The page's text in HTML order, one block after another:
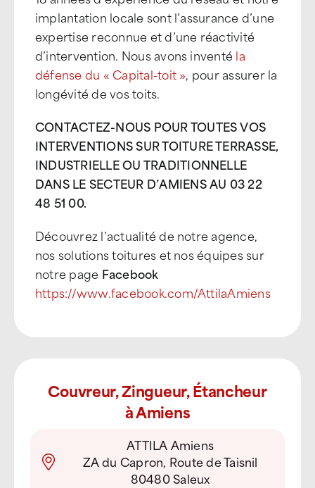
implantation locale sont l’assurance d’une
expertise reconnue et d’une réactivité
d’intervention. Nous avons inventé la
défense du « Capital-toit », pour assurer la
longévité de vos toits.
CONTACTEZ-NOUS POUR TOUTES VOS
INTERVENTIONS SUR TOITURE TERRASSE,
INDUSTRIELLE OU TRADITIONNELLE
DANS LE SECTEUR D’AMIENS AU 03 22
48 51 00.
Découvrez l’actualité de notre agence,
nos solutions toitures et nos équipes sur
notre page Facebook
https://www.facebook.com/AttilaAmiens
Couvreur, Zingueur, Étancheur
à Amiens
ATTILA Amiens
ZA du Capron, Route de Taisnil
80480 Saleux